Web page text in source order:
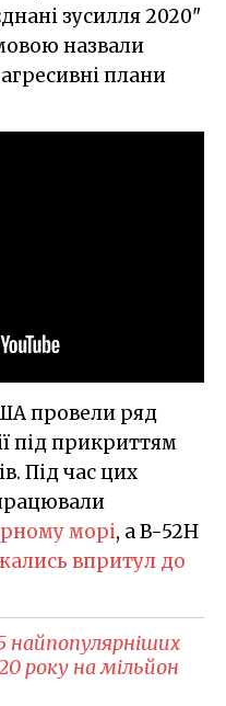
зусилля 2020"
назвали
плани
провели ряд
під прикриттям
Під час цих
морі, а B-52H
впритул до
найпопулярніших
року на мільйон